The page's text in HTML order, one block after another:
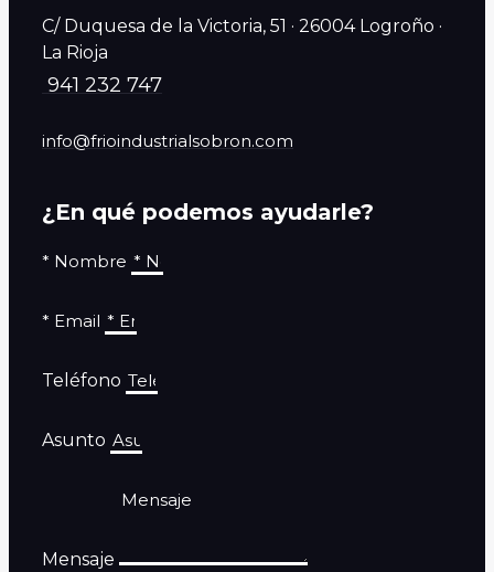
C/ Duquesa de la Victoria, 51 · 26004 Logroño ·
La Rioja
941 232 747
info@frioindustrialsobron.com
¿En qué podemos ayudarle?
* Nombre
* Email
Teléfono
Asunto
Mensaje